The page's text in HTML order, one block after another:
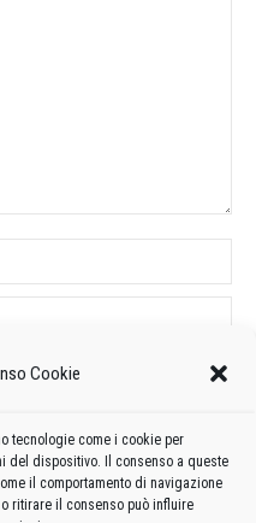
Cookie
tecnologie come i cookie per
del dispositivo. Il consenso a queste
il comportamento di navigazione
ritirare il consenso può influire
lo spam.Scopri come vengono